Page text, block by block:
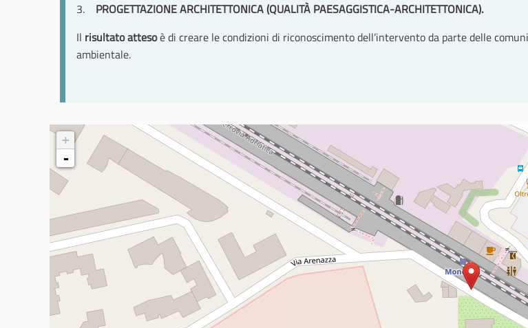
3. PROGETTAZIONE ARCHITETTONICA (QUALITÀ PAESAGGISTICA-ARCHITETTONICA).
Il risultato attesoè di creare le condizioni di riconoscimento dell’intervento da parte delle
ambientale.
+
-